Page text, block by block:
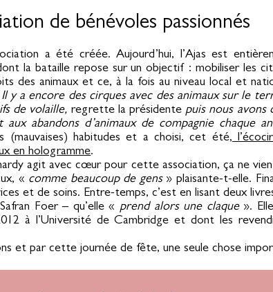
de bénévoles passionnés
a été créée. Aujourd’hui, l’Ajas est
la bataille repose sur un objectif : mobiliser les
des animaux et ce, à la fois au niveau local et
Il y a encore des cirques avec des animaux sur le
de volaille, regrette la présidentepuis nous avons
abandons d’animaux de compagnie chaque
(mauvaises) habitudes et a choisi, cet été,
en hologramme.
agit avec cœur pour cette association, ça ne
« comme beaucoup de gens» plaisante-t-elle.
et de soins. Entre-temps, c’est en lisant deux
Foer – qu’elle «prend alors une claque».
à l’Université de Cambridge et dont les
et par cette journée de fête, une seule chose